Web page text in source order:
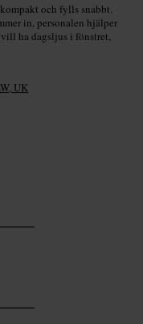
och fylls snabbt.
in, personalen hjälper
ha dagsljus i fönstret,
UK